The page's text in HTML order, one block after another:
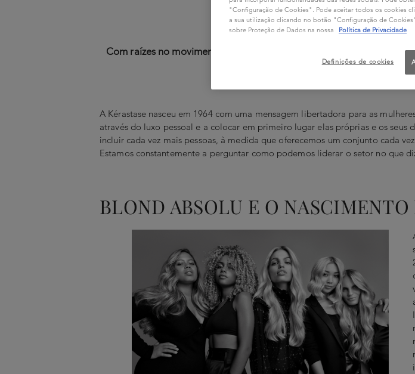
A Nossa
Com raízes no movimento de libertação das mulheres da década
servir todas as
A Kérastase nasceu em 1964 com uma mensagem libertadora para as
através do luxo pessoal e a colocar em primeiro lugar elas próprias e os
incluir cada vez mais pessoas, à medida que oferecemos um conjunto cada
Estamos constantemente a perguntar como podemos liderar o setor no que
BLOND ABSOLU E O NASCIMENTO
"Configuração de Cookies". Pode aceitar todos os cookies
a sua utilização clicando no botão "Configuração de
sobre Proteção de Dados na nossa
Política de Privacidade
Definições de cookies